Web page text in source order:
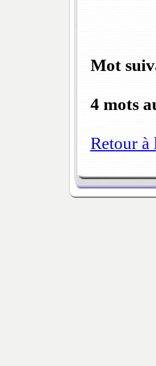
Mot
4 mots
Retour à